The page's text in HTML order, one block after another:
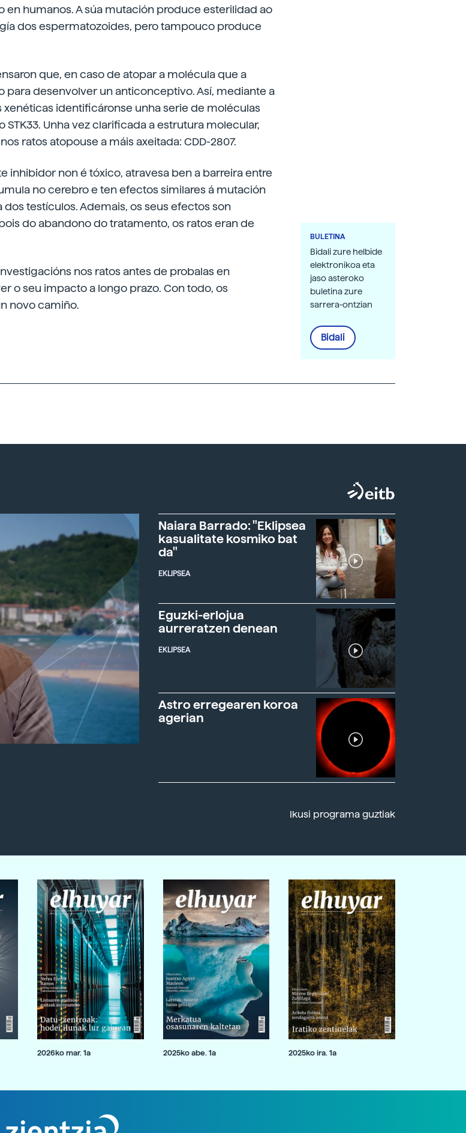
en humanos. A súa mutación produce esterilidad ao
dos espermatozoides, pero tampouco produce
que, en caso de atopar a molécula que a
para desenvolver un anticonceptivo. Así, mediante a
identificáronse unha serie de moléculas
Unha vez clarificada a estrutura molecular,
ratos atopouse a máis axeitada: CDD-2807.
inhibidor non é tóxico, atravesa ben a barreira entre
no cerebro e ten efectos similares á mutación
dos testículos. Ademais, os seus efectos son
do abandono do tratamento, os ratos eran de
nos ratos antes de probalas en
o seu impacto a longo prazo. Con todo, os
novo camiño.
BULETINA
Bidali zure helbide
elektronikoa eta
jaso asteroko
buletina zure
sarrera-ontzian
Bidali
Naiara Barrado: "Eklipsea
kasualitate kosmiko bat
da"
EKLIPSEA
Eguzki-erlojua
aurreratzen denean
EKLIPSEA
Astro erregearen koroa
agerian
Ikusi programa guztiak
2026ko mar. 1a 2025ko abe. 1a 2025ko ira. 1a